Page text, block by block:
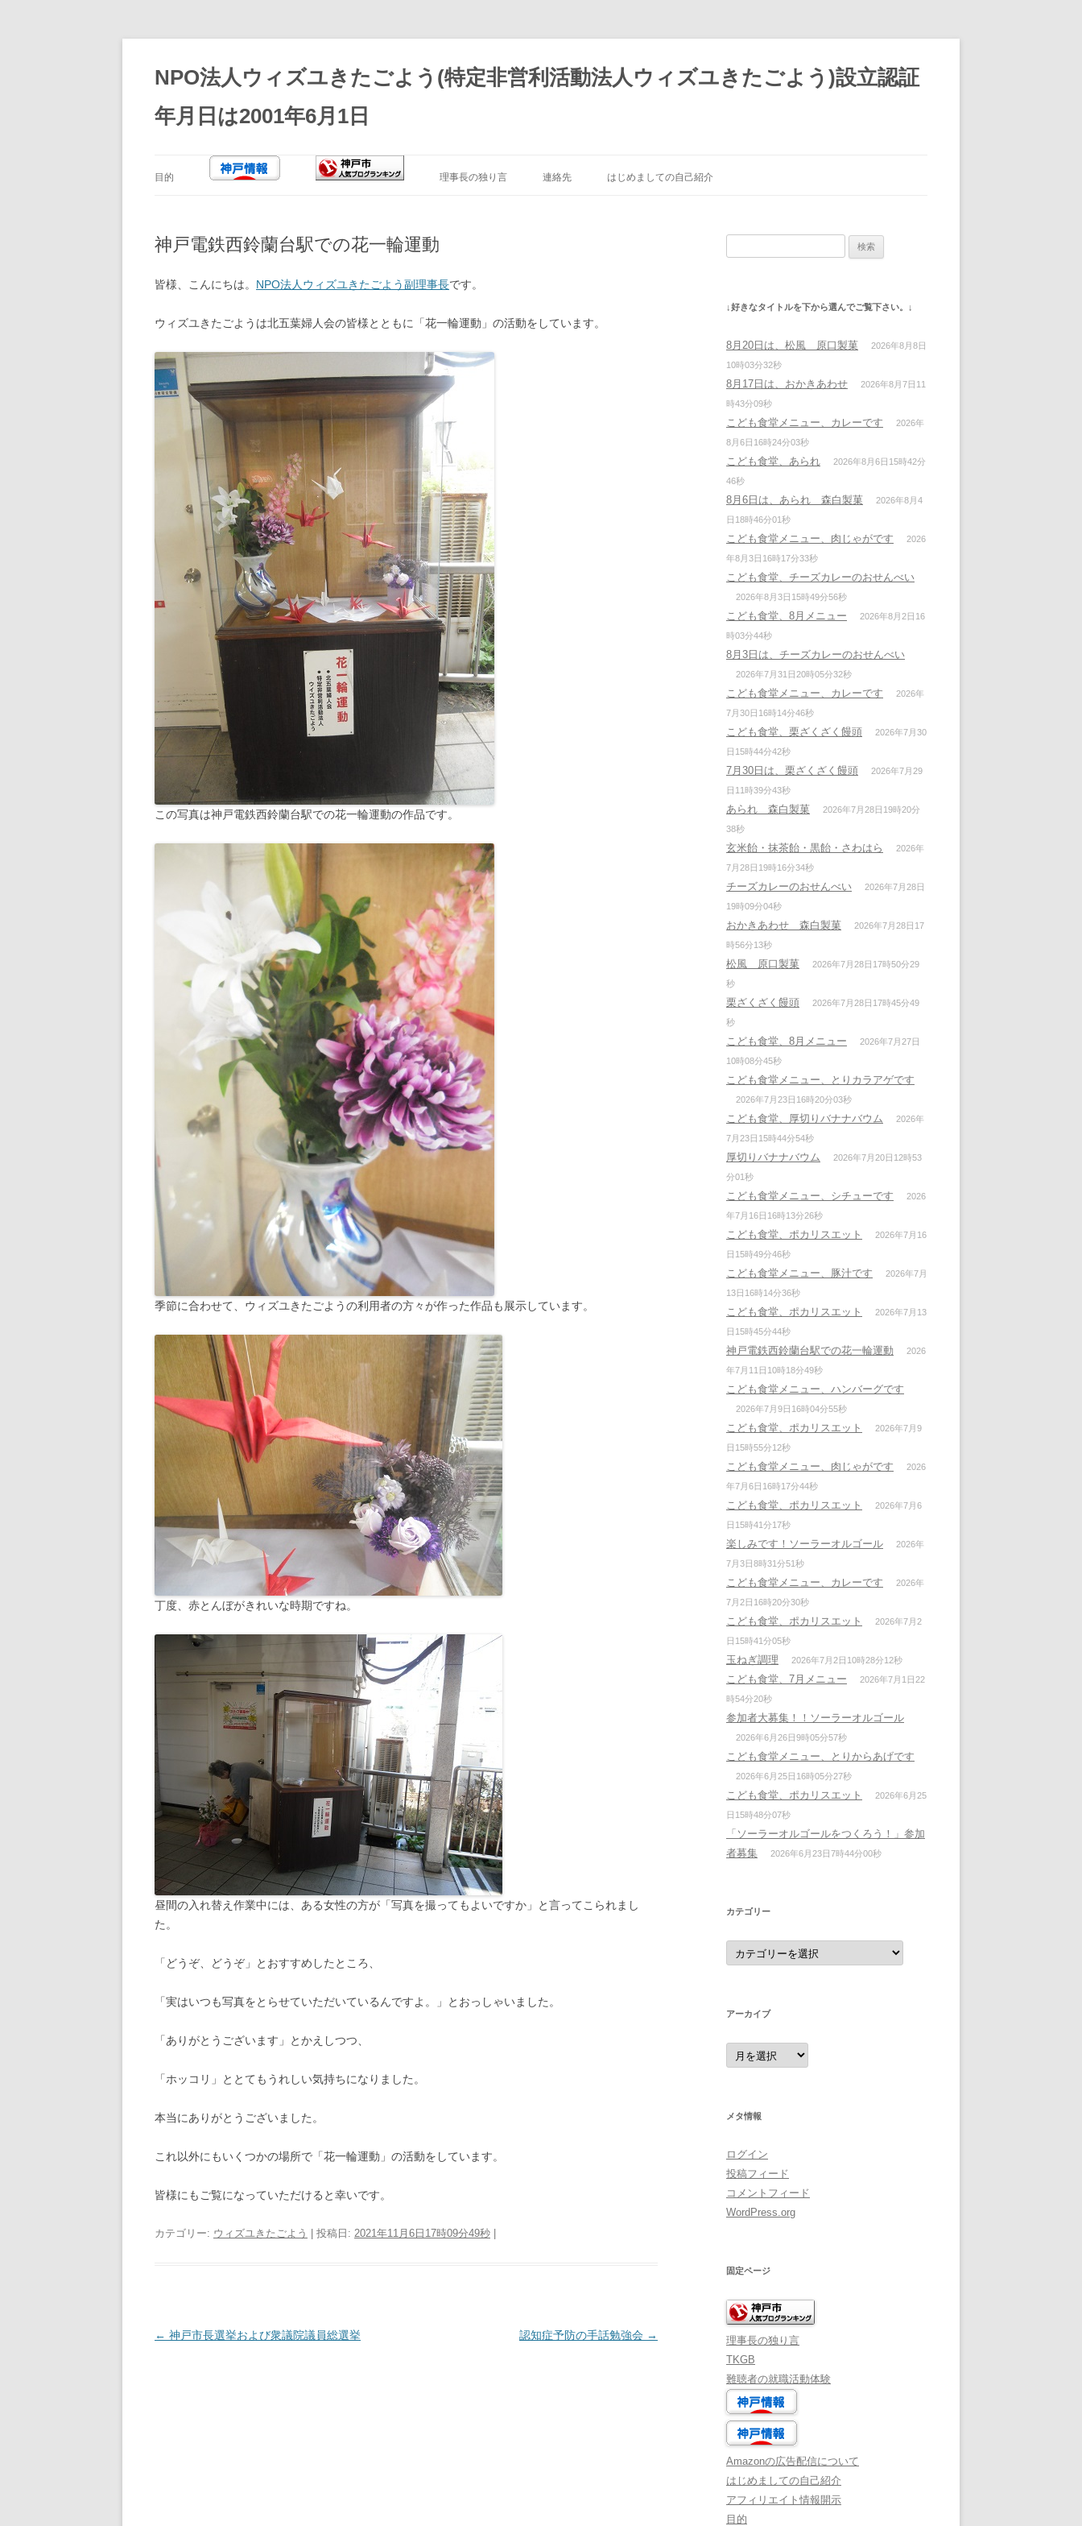
ン
ツ
ス
キ
NPO法人ウィズユきたごよう(特定非営利活動法人ウィズユきたごよう)設立認証
年月日は2001年6月1日
目的 理事長の独り言 連絡先 はじめましての自己紹介
神戸電鉄西鈴蘭台駅での花一輪運動
皆様、こんにちは。 NPO法人ウィズユきたごよう副理事長です。
ウィズユきたごようは北五葉婦人会の皆様とともに「花一輪運動」の活動をしています。
この写真は神戸電鉄西鈴蘭台駅での花一輪運動の作品です。
季節に合わせて、ウィズユきたごようの利用者の方々が作った作品も展示しています。
丁度、赤とんぼがきれいな時期ですね。
昼間の入れ替え作業中には、ある女性の方が「写真を撮ってもよいですか」と言ってこられまし
た。
「どうぞ、どうぞ」とおすすめしたところ、
「実はいつも写真をとらせていただいているんですよ。」とおっしゃいました。
「ありがとうございます」とかえしつつ、
「ホッコリ」ととてもうれしい気持ちになりました。
本当にありがとうございました。
これ以外にもいくつかの場所で「花一輪運動」の活動をしています。
皆様にもご覧になっていただけると幸いです。
カテゴリー: ウィズユきたごよう | 投稿日: 2021年11月6日17時09分49秒
投
← 神戸市長選挙および衆議院議員総選挙 認知症予防の手話勉強会 →
↓好きなタイトルを下から選んでご覧下さい。↓
8月20日は、松風 原口製菓
2026年8月8日
10時03分32秒
8月17日は、おかきあわせ
2026年8月7日11
時43分09秒
こども食堂メニュー、カレーです
2026年
8月6日16時24分03秒
こども食堂、あられ
2026年8月6日15時42分
46秒
8月6日は、あられ 森白製菓
2026年8月4
日18時46分01秒
こども食堂メニュー、肉じゃがです
2026
年8月3日16時17分33秒
こども食堂、チーズカレーのおせんべい
2026年8月3日15時49分56秒
こども食堂、8月メニュー
2026年8月2日16
時03分44秒
8月3日は、チーズカレーのおせんべい
2026年7月31日20時05分32秒
こども食堂メニュー、カレーです
2026年
7月30日16時14分46秒
こども食堂、栗ざくざく饅頭
2026年7月30
日15時44分42秒
7月30日は、栗ざくざく饅頭
2026年7月29
日11時39分43秒
あられ 森白製菓
2026年7月28日19時20分
38秒
玄米飴・抹茶飴・黒飴・さわはら
2026年
7月28日19時16分34秒
チーズカレーのおせんべい
2026年7月28日
19時09分04秒
おかきあわせ 森白製菓
2026年7月28日17
時56分13秒
松風 原口製菓
2026年7月28日17時50分29
秒
栗ざくざく饅頭
2026年7月28日17時45分49
秒
こども食堂、8月メニュー
2026年7月27日
10時08分45秒
こども食堂メニュー、とりカラアゲです
2026年7月23日16時20分03秒
こども食堂、厚切りバナナバウム
2026年
7月23日15時44分54秒
厚切りバナナバウム
2026年7月20日12時53
分01秒
こども食堂メニュー、シチューです
2026
年7月16日16時13分26秒
こども食堂、ポカリスエット
2026年7月16
日15時49分46秒
こども食堂メニュー、豚汁です
2026年7月
13日16時14分36秒
こども食堂、ポカリスエット
2026年7月13
日15時45分44秒
神戸電鉄西鈴蘭台駅での花一輪運動
2026
年7月11日10時18分49秒
こども食堂メニュー、ハンバーグです
2026年7月9日16時04分55秒
こども食堂、ポカリスエット
2026年7月9
日15時55分12秒
こども食堂メニュー、肉じゃがです
2026
年7月6日16時17分44秒
こども食堂、ポカリスエット
2026年7月6
日15時41分17秒
楽しみです！ソーラーオルゴール
2026年
7月3日8時31分51秒
こども食堂メニュー、カレーです
2026年
7月2日16時20分30秒
こども食堂、ポカリスエット
2026年7月2
日15時41分05秒
玉ねぎ調理 2026年7月2日10時28分12秒
こども食堂、7月メニュー
2026年7月1日22
時54分20秒
参加者大募集！！ソーラーオルゴール
2026年6月26日9時05分57秒
こども食堂メニュー、とりからあげです
2026年6月25日16時05分27秒
こども食堂、ポカリスエット
2026年6月25
日15時48分07秒
「ソーラーオルゴールをつくろう！」参加
者募集
2026年6月23日7時44分00秒
カテゴリー
カ
テ
ゴ
アーカイブ
ア
ー
カ
メタ情報
ログイン
投稿フィード
コメントフィード
WordPress.org
固定ページ
理事長の独り言
TKGB
難聴者の就職活動体験
Amazonの広告配信について
はじめましての自己紹介
アフィリエイト情報開示
目的